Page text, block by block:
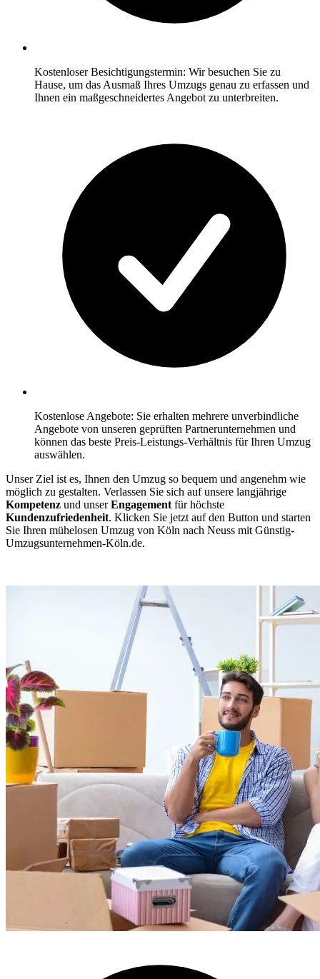
Kostenloser Besichtigungstermin: Wir besuchen Sie zu
Hause, um das Ausmaß Ihres Umzugs genau zu erfassen und
Ihnen ein maßgeschneidertes Angebot zu unterbreiten.
Kostenlose Angebote: Sie erhalten mehrere unverbindliche
Angebote von unseren geprüften Partnerunternehmen und
können das beste Preis-Leistungs-Verhältnis für Ihren Umzug
auswählen.
Unser Ziel ist es, Ihnen den Umzug so bequem und angenehm wie
möglich zu gestalten. Verlassen Sie sich auf unsere langjährige
Kompetenz und unserEngagement für höchste
Kundenzufriedenheit. Klicken Sie jetzt auf den Button und starten
Sie Ihren mühelosen Umzug von Köln⁠ nach Neuss mit Günstig-
Umzugsunternehmen-Köln.de.